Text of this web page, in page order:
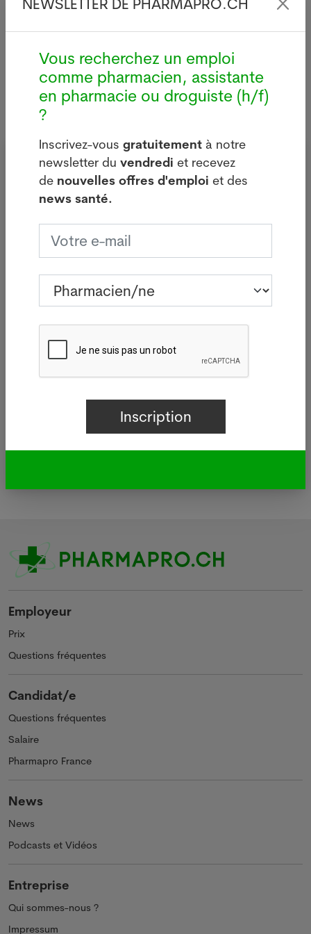
Inscrivez-vous à notre newsletter
gratuite du vendredi
Assistant/e en pharmacie
Droguiste
Employeur
Prix
Questions fréquentes
Candidat/e
Questions fréquentes
Salaire
Pharmapro France
News
News
Podcasts et Vidéos
Entreprise
Qui sommes-nous ?
Impressum
Vous recherchez un emploi
comme pharmacien, assistante
en pharmacie ou droguiste (h/f)
?
Inscrivez-vous gratuitement à notre
newsletter du vendredi et recevez
de nouvelles offres d'emploi et des
news santé.